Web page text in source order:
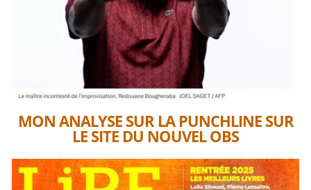
MON ANALYSE SUR LA PUNCHLINE SUR
LE SITE DU NOUVEL OBS